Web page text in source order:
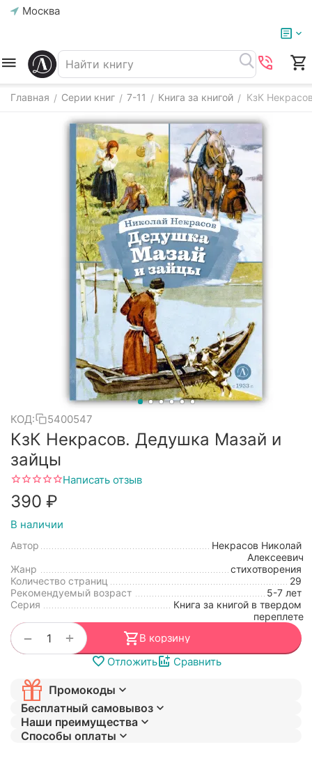
Москва
Главная / Серии книг / 7-11 / Книга за книгой / КзК
КОД: 5400547
КзК Некрасов. Дедушка Мазай и
зайцы
Написать отзыв
‍390‍ ₽
В наличии
Автор
Некрасов Николай
Алексеевич
Жанр
стихотворения
Количество страниц
29
Рекомендуемый возраст
5-7 лет
Серия
Книга за книгой в твердом
переплете
+
−
В корзину
Отложить
Сравнить
Промокоды
Бесплатный самовывоз
Наши преимущества
Способы оплаты